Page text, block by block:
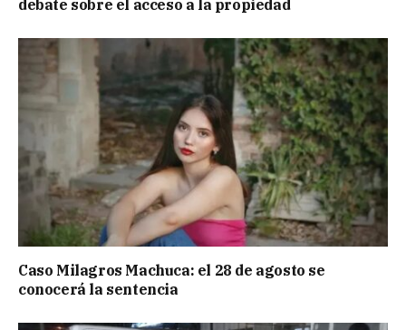
debate sobre el acceso a la propiedad
Caso Milagros Machuca: el 28 de agosto se
conocerá la sentencia